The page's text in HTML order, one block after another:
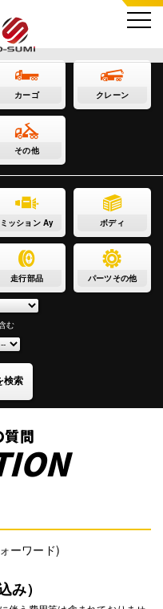
カーゴ クレーン
その他
ミッション Ay ボディ
走行部品 パーツその他
む
検索
質問
ーワード)
み）